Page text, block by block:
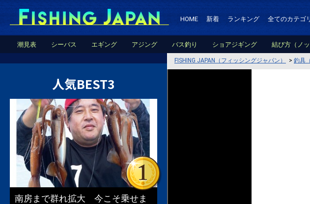
HOME 新着 ランキング 全てのカテゴ
潮見表 シーバス エギング アジング バス釣り ショアジギング 結び方（ノッ
FISHING JAPAN（フィッシングジャパン） > 釣具
人気BEST3
南房まで群れ拡大 今こそ乗せま